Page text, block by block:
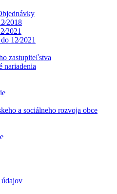
12⁄2021
zastupiteľstva
nariadenia
a sociálneho rozvoja obce
údajov